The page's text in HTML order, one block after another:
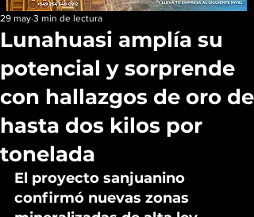
Lunahuasi amplía su
potencial y sorprende
con hallazgos de oro de
hasta dos kilos por
tonelada
29 may 3 min de lectura
El proyecto sanjuanino
confirmó nuevas zonas